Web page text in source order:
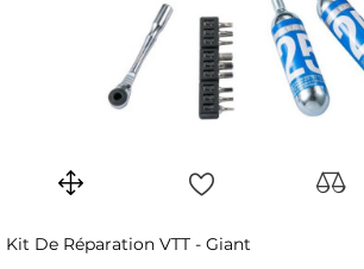
Kit De Réparation VTT - Giant